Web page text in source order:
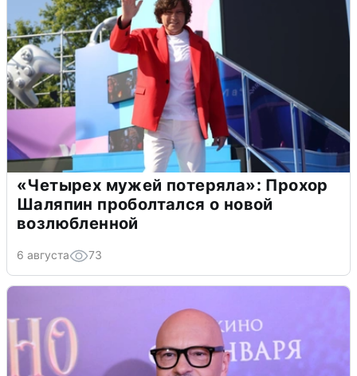
«Четырех мужей потеряла»: Прохор
Шаляпин проболтался о новой
возлюбленной
6 августа 73